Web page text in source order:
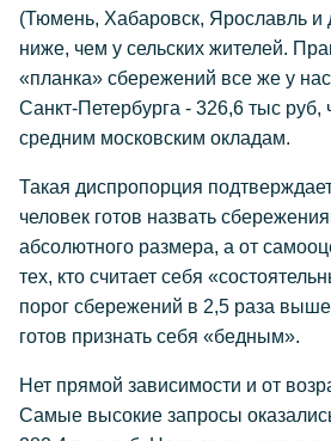
(Тюмень, Хабаровск, Ярославль и
ниже, чем у сельских жителей.
«планка» сбережений все же у
Санкт-Петербурга - 326,6 тыс руб,
средним московским окладам.
Такая диспропорция
человек готов назвать
абсолютного размера, а от
тех, кто считает себя
порог сбережений в 2,5 раза
готов признать себя «бедным».
Нет прямой зависимости и от
Самые высокие запросы